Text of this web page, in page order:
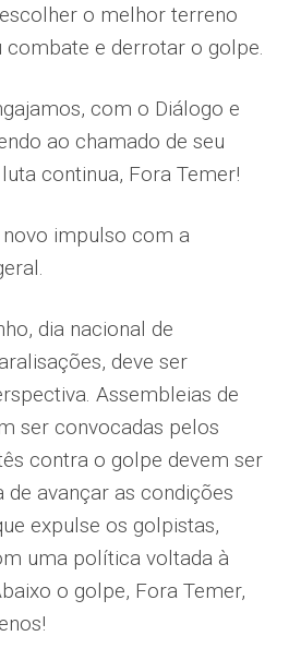
o melhor terreno
combate e derrotar o golpe.
com o Diálogo e
ao chamado de seu
continua, Fora Temer!
impulso com a
dia nacional de
deve ser
Assembleias de
ser convocadas pelos
contra o golpe devem ser
de avançar as condições
expulse os golpistas,
uma política voltada à
o golpe, Fora Temer,